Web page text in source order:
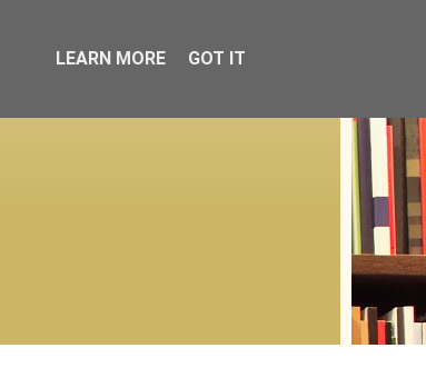
LEARN MORE GOT IT